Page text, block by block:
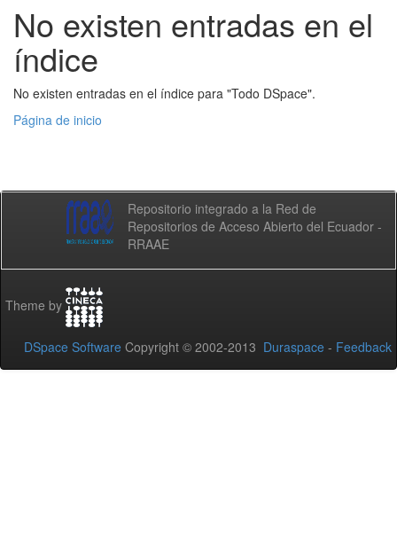
No existen entradas en el
índice
No existen entradas en el índice para "Todo DSpace".
Página de inicio
Repositorio integrado a la Red de
Repositorios de Acceso Abierto del Ecuador -
RRAAE
Theme by
DSpace Software Copyright © 2002-2013 Duraspace - Feedback